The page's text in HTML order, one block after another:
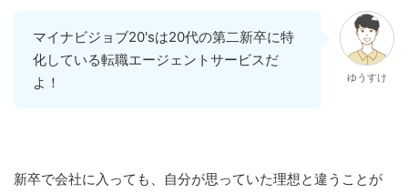
マイナビジョブ20'sは20代の第二新卒に特
化している転職エージェントサービスだ
よ！
ゆうすけ
新卒で会社に入っても、自分が思っていた理想と違うことが